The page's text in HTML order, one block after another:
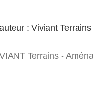
: Viviant Terrains
Terrains -